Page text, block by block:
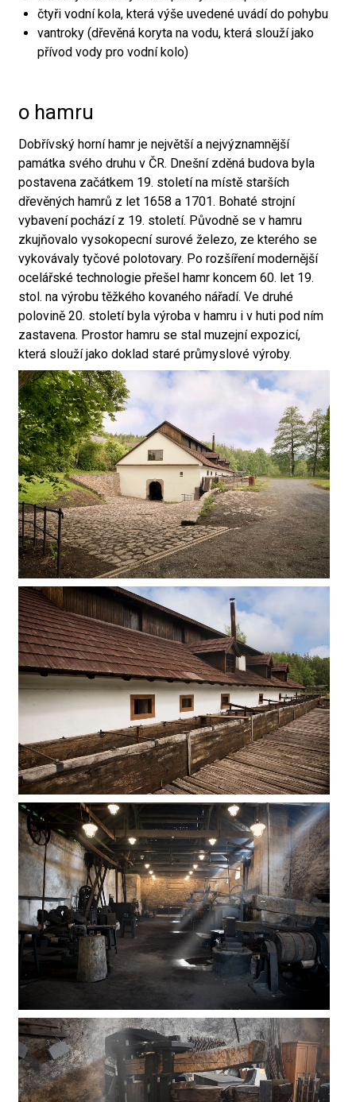
čtyři vodní kola, která výše uvedené uvádí do pohybu
vantroky (dřevěná koryta na vodu, která slouží jako
přívod vody pro vodní kolo)
o hamru
Dobřívský horní hamr je největší a nejvýznamnější
památka svého druhu v ČR. Dnešní zděná budova byla
postavena začátkem 19. století na místě starších
dřevěných hamrů z let 1658 a 1701. Bohaté strojní
vybavení pochází z 19. století. Původně se v hamru
zkujňovalo vysokopecní surové železo, ze kterého se
vykovávaly tyčové polotovary. Po rozšíření modernější
ocelářské technologie přešel hamr koncem 60. let 19.
stol. na výrobu těžkého kovaného nářadí. Ve druhé
polovině 20. století byla výroba v hamru i v huti pod ním
zastavena. Prostor hamru se stal muzejní expozicí,
která slouží jako doklad staré průmyslové výroby.